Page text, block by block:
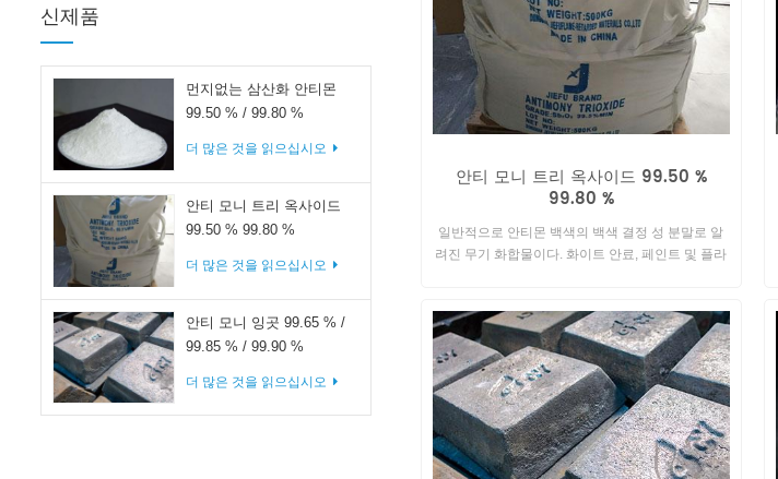
신제품
먼지없는 삼산화 안티몬
99.50 % / 99.80 %
더 많은 것을 읽으십시오
안티 모니 트리 옥사이드
99.50 % 99.80 %
더 많은 것을 읽으십시오
안티 모니 잉곳 99.65 % /
99.85 % / 99.90 %
더 많은 것을 읽으십시오
안티 모니 트리 옥사이드 99.50 %
99.80 %
일반적으로 안티몬 백색의 백색 결정 성 분말로 알
려진 무기 화합물이다. 화이트 안료, 페인트 및 플라